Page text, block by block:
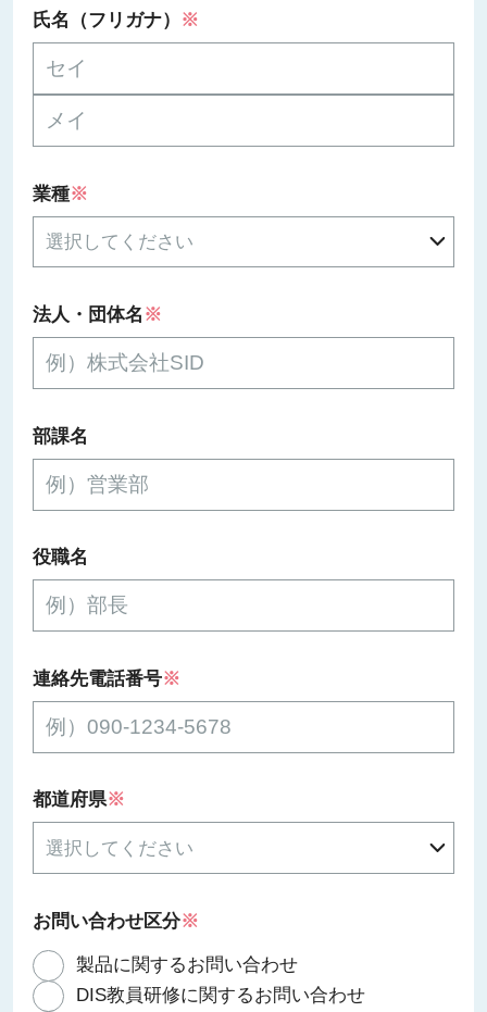
氏名（フリガナ） ※
業種※
法人・団体名 ※
部課名
役職名
連絡先電話番号※
都道府県※
お問い合わせ区分※
製品に関するお問い合わせ
DIS教員研修に関するお問い合わせ